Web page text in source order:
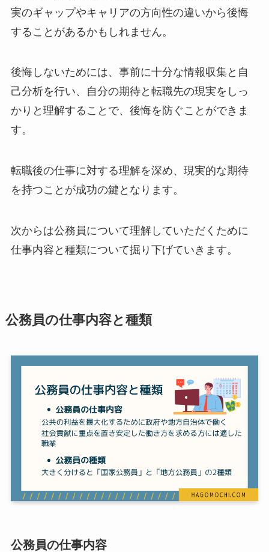
実のギャップやキャリアの方向性の違いから後悔
することがあるかもしれません。
後悔しないためには、事前に十分な情報収集と自
己分析を行い、自分の期待と転職先の現実をしっ
かりと理解することで、後悔を防ぐことができま
す。
転職後の仕事に対する理解を深め、現実的な期待
を持つことが成功の鍵となります。
次からは公務員について理解していただくために
仕事内容と種類について掘り下げていきます。
公務員の仕事内容と種類
公務員の仕事内容